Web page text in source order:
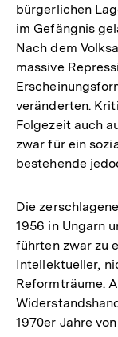
bürgerlichen
im Gefängnis
Nach dem
massive
veränderten.
Folgezeit auch
zwar für ein
bestehende
Die
1956 in Ungarn
führten zwar zu
Intellektueller,
Reformträume.
1970er Jahre